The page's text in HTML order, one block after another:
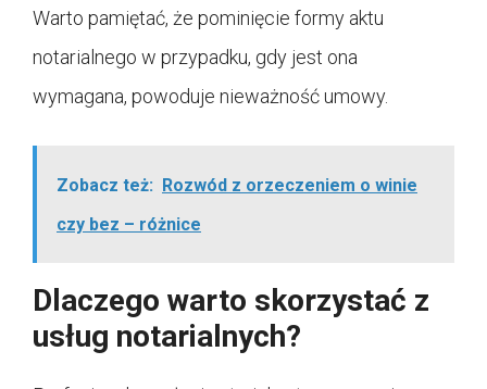
Warto pamiętać, że pominięcie formy aktu
notarialnego w przypadku, gdy jest ona
wymagana, powoduje nieważność umowy.
Zobacz też: Rozwód z orzeczeniem o winie
czy bez – różnice
Dlaczego warto skorzystać z
usług notarialnych?